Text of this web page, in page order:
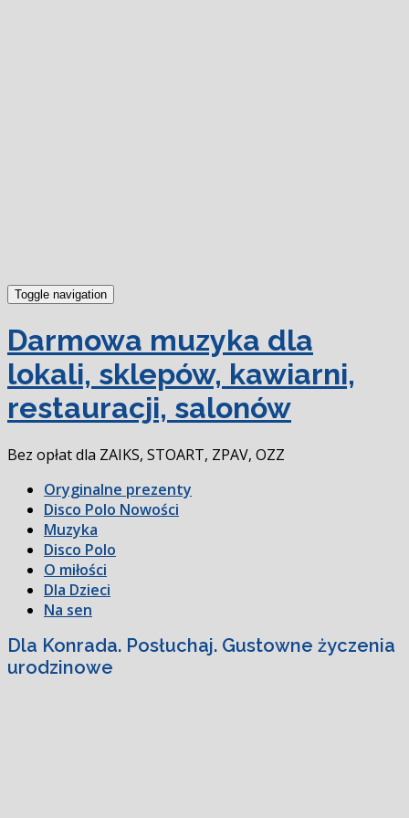
Toggle navigation
Darmowa muzyka dla
lokali, sklepów, kawiarni,
restauracji, salonów
Bez opłat dla ZAIKS, STOART, ZPAV, OZZ
Oryginalne prezenty
Disco Polo Nowości
Muzyka
Disco Polo
O miłości
Dla Dzieci
Na sen
Dla Konrada. Posłuchaj. Gustowne życzenia
urodzinowe